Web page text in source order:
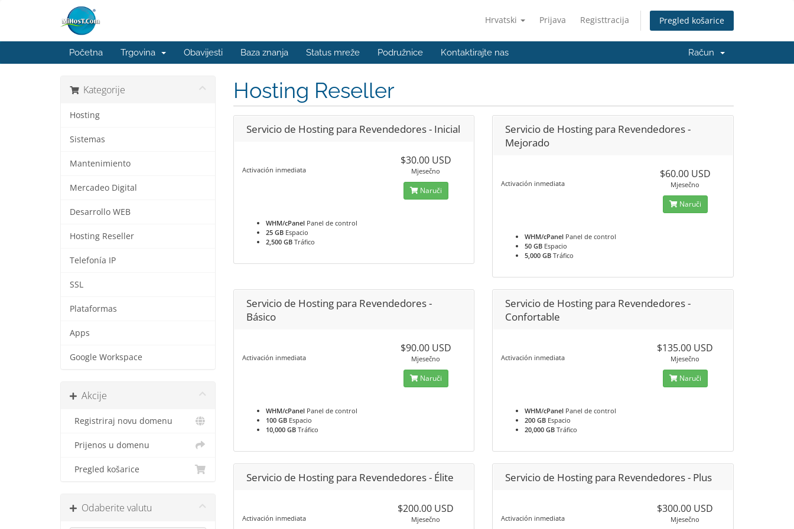
Hrvatski Prijava Registtracija Pregled košarice
Početna Trgovina Obavijesti Baza znanja Status mreže Podružnice Kontaktirajte nas Račun
Kategorije
Hosting
Sistemas
Mantenimiento
Mercadeo Digital
Desarrollo WEB
Hosting Reseller
Telefonía IP
SSL
Plataformas
Apps
Google Workspace
Akcije
Registriraj novu domenu
Prijenos u domenu
Pregled košarice
Odaberite valutu
Hosting Reseller
Servicio de Hosting para Revendedores - Inicial
Activación inmediata
WHM/cPanelPanel de control
25 GBEspacio
2,500 GBTráfico
$30.00 USD
Mjesečno
Naruči
Servicio de Hosting para Revendedores -
Mejorado
Activación inmediata
WHM/cPanel Panel de control
50 GB Espacio
5,000 GB Tráfico
$60.00 USD
Mjesečno
Naruči
Servicio de Hosting para Revendedores -
Básico
Activación inmediata
WHM/cPanelPanel de control
100 GBEspacio
10,000 GBTráfico
$90.00 USD
Mjesečno
Naruči
Servicio de Hosting para Revendedores -
Confortable
Activación inmediata
WHM/cPanel Panel de control
200 GB Espacio
20,000 GB Tráfico
$135.00 USD
Mjesečno
Naruči
Servicio de Hosting para Revendedores - Élite
Activación inmediata
$200.00 USD
Mjesečno
Servicio de Hosting para Revendedores - Plus
Activación inmediata
$300.00 USD
Mjesečno